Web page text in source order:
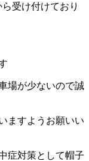
受け付けており
場が少ないので誠
ますようお願いい
症対策として帽子